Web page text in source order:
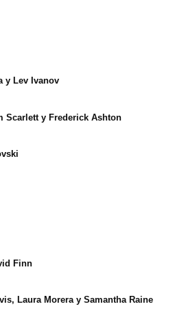
y Lev Ivanov
Scarlett y Frederick Ashton
Finn
Laura Morera y Samantha Raine